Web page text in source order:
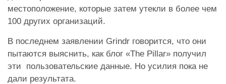
местоположение, которые затем утекли в более чем
100 других организаций.
В последнем заявлении Grindr говорится, что они
пытаются выяснить, как блог «The Pillar» получил
эти пользовательские данные. Но усилия пока не
дали результата.